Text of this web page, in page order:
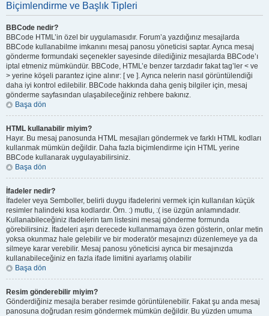
Biçimlendirme ve Başlık Tipleri
BBCode nedir?
BBCode HTML’in özel bir uygulamasıdır. Forum’a yazdığınız mesajlarda
BBCode kullanabilme imkanını mesaj panosu yöneticisi saptar. Ayrıca mesaj
gönderme formundaki seçenekler sayesinde dilediğiniz mesajlarda BBCode’ı
iptal etmeniz mümkündür. BBCode, HTML’e benzer tarzdadır fakat tag’ler < ve
> yerine köşeli parantez içine alınır: [ ve ]. Ayrıca nelerin nasıl görüntülendiği
daha iyi kontrol edilebilir. BBCode hakkında daha geniş bilgiler için, mesaj
gönderme sayfasından ulaşabileceğiniz rehbere bakınız.
Başa dön
HTML kullanabilir miyim?
Hayır. Bu mesaj panosunda HTML mesajları göndermek ve farklı HTML kodları
kullanmak mümkün değildir. Daha fazla biçimlendirme için HTML yerine
BBCode kullanarak uygulayabilirsiniz.
Başa dön
İfadeler nedir?
İfadeler veya Semboller, belirli duygu ifadelerini vermek için kullanılan küçük
resimler halindeki kısa kodlardır. Örn. :) mutlu, :( ise üzgün anlamındadır.
Kullanabileceğiniz ifadelerin tam listesini mesaj gönderme formunda
görebilirsiniz. İfadeleri aşırı derecede kullanmamaya özen gösterin, onlar metin
yoksa okunmaz hale gelebilir ve bir moderatör mesajınızı düzenlemeye ya da
silmeye karar verebilir. Mesaj panosu yöneticisi ayrıca bir mesajınızda
kullanabileceğiniz en fazla ifade limitini ayarlamış olabilir
Başa dön
Resim gönderebilir miyim?
Gönderdiğiniz mesajla beraber resimde görüntülenebilir. Fakat şu anda mesaj
panosuna doğrudan resim göndermek mümkün değildir. Bu yüzden umuma